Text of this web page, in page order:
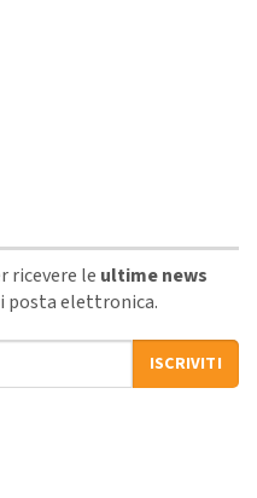
ricevere le ultime news
posta elettronica.
ISCRIVITI